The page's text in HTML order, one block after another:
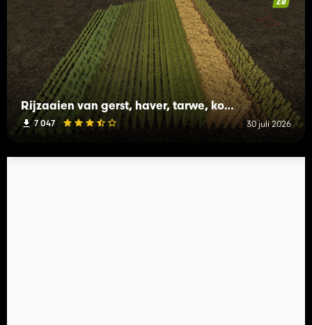
Rijzaaien van gerst, haver, tarwe, koolzaad (Prefab)
7 047 30 juli 2026